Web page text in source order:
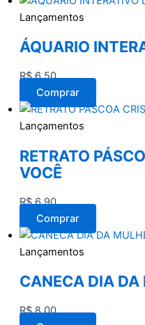
Lançamentos
ÁQUARIO
R$6,50
Comprar
Lançamentos
RETRATO
VOCÊ
R$6,90
Comprar
Lançamentos
CANECA DIA DA
R$8,00